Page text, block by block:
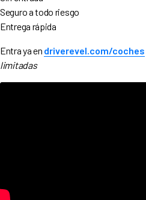
Seguro a todo riesgo
Entrega rápida
Entra ya en driverevel.com/coches
limitadas